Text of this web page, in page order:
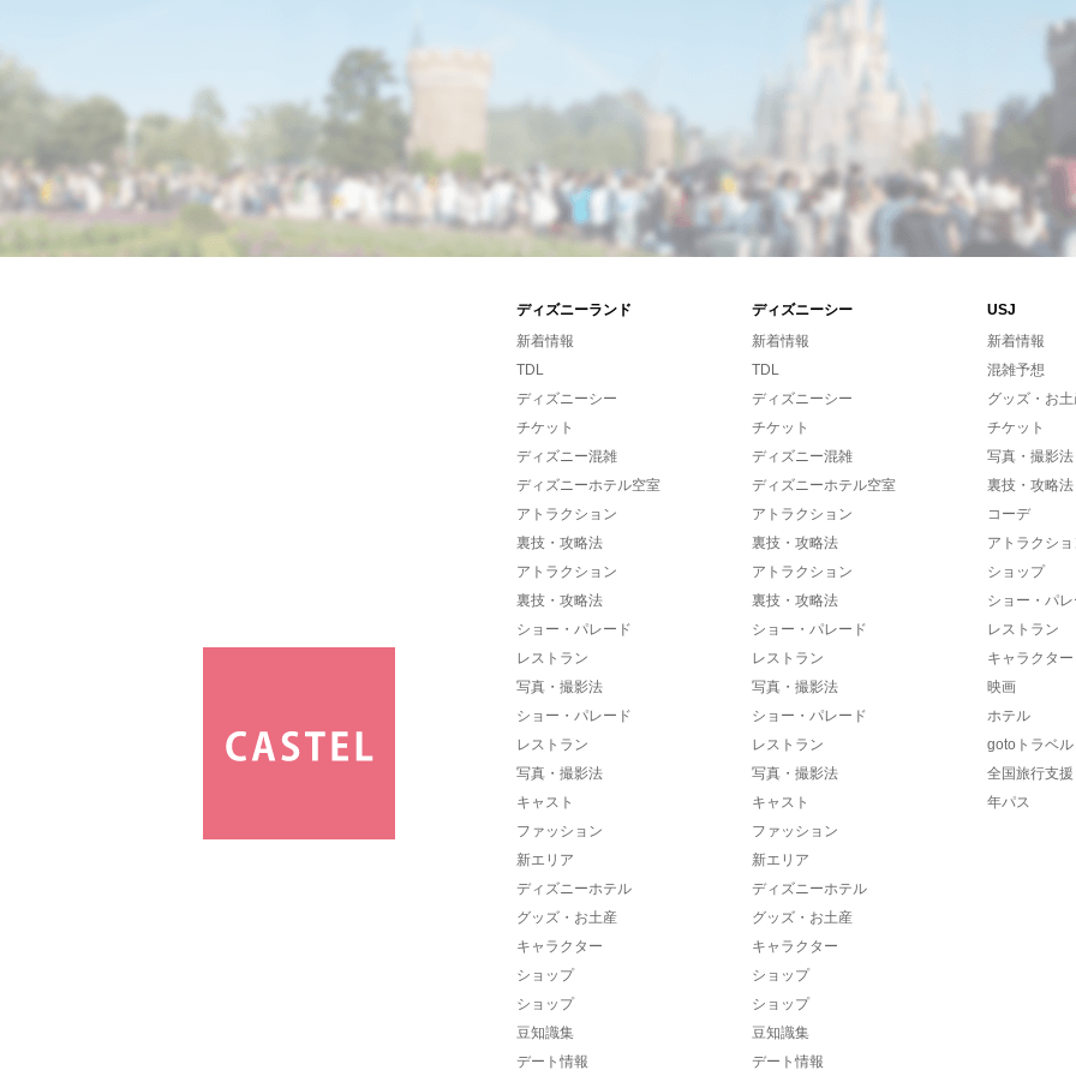
ディズニーランド ディズニーシー
USJ
新着情報
TDL
ディズニーシー
チケット
ディズニー混雑
ディズニーホテル空室
アトラクション
裏技・攻略法
アトラクション
裏技・攻略法
ショー・パレード
レストラン
写真・撮影法
ショー・パレード
レストラン
写真・撮影法
キャスト
ファッション
新エリア
ディズニーホテル
グッズ・お土産
キャラクター
ショップ
ショップ
豆知識集
デート情報
新着情報
TDL
ディズニーシー
チケット
ディズニー混雑
ディズニーホテル空室
アトラクション
裏技・攻略法
アトラクション
裏技・攻略法
ショー・パレード
レストラン
写真・撮影法
ショー・パレード
レストラン
写真・撮影法
キャスト
ファッション
新エリア
ディズニーホテル
グッズ・お土産
キャラクター
ショップ
ショップ
豆知識集
デート情報
新着情報
混雑予想
グッズ・お
チケット
写真・撮影法
裏技・攻略法
コーデ
アトラクシ
ショップ
ショー・パ
レストラン
キャラクター
映画
ホテル
gotoトラベル
全国旅行支援
年パス